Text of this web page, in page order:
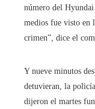
número del
medios fue visto en
crimen”, dice el
Y nueve minutos
detuvieran, la
dijeron el martes